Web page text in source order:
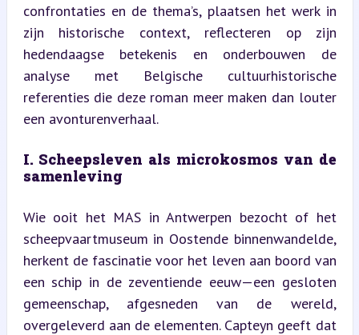
confrontaties en de thema’s, plaatsen het werk in
zijn historische context, reflecteren op zijn
hedendaagse betekenis en onderbouwen de
analyse met Belgische cultuurhistorische
referenties die deze roman meer maken dan louter
een avonturenverhaal.
I. Scheepsleven als microkosmos van de
samenleving
Wie ooit het MAS in Antwerpen bezocht of het
scheepvaartmuseum in Oostende binnenwandelde,
herkent de fascinatie voor het leven aan boord van
een schip in de zeventiende eeuw—een gesloten
gemeenschap, afgesneden van de wereld,
overgeleverd aan de elementen. Capteyn geeft dat